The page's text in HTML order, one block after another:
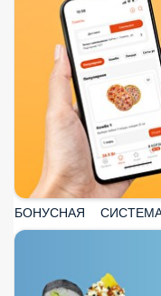
БОНУСНАЯ СИСТЕМА